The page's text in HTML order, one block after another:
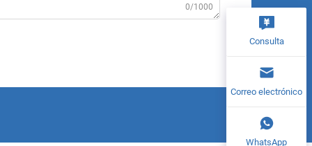
0/1000
Consulta
Correo electrónico
WhatsApp